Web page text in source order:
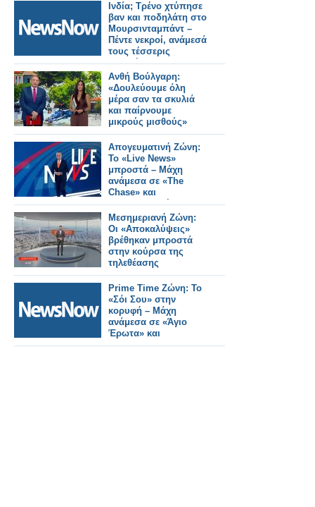
Ινδία; Τρένο χτύπησε
βαν και ποδηλάτη στο
Μουρσινταμπάντ –
Πέντε νεκροί, ανάμεσά
τους τέσσερις
μαθητές.
Ανθή Βούλγαρη:
«Δουλεύουμε όλη
μέρα σαν τα σκυλιά
και παίρνουμε
μικρούς μισθούς»
Απογευματινή Ζώνη:
Το «Live News»
μπροστά – Μάχη
ανάμεσα σε «The
Chase» και
«Οικογενειακές
Ιστορίες»
Μεσημεριανή Ζώνη:
Οι «Αποκαλύψεις»
βρέθηκαν μπροστά
στην κούρσα της
τηλεθέασης
Prime Time Ζώνη: Το
«Σόι Σου» στην
κορυφή – Μάχη
ανάμεσα σε «Άγιο
Έρωτα» και
«MasterChef»